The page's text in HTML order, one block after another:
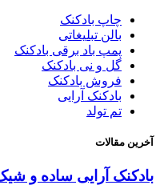
چاپ بادکنک
بالن تبلیغاتی
پمپ باد برقی بادکنک
گل و نی بادکنک
فروش بادکنک
بادکنک آرایی
تم تولد
آخرین مقالات
بادکنک آرایی ساده و